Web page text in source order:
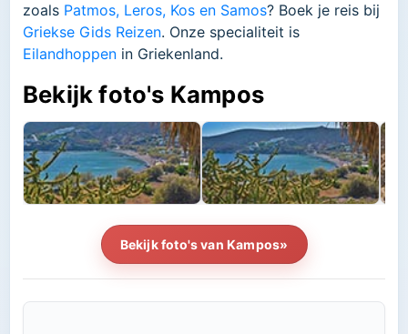
zoals Patmos, Leros, Kos en Samos? Boek je reis bij
Griekse Gids Reizen. Onze specialiteit is
Eilandhoppen in Griekenland.
Bekijk foto's Kampos
Bekijk foto's van Kampos»